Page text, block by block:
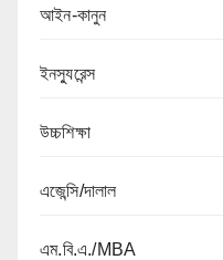
আইন-কানুন
ইনস্যুরেন্স
উচ্চশিক্ষা
এজেন্সি/দালাল
এম.বি.এ./MBA